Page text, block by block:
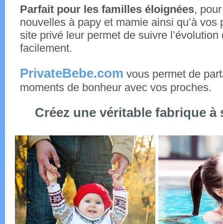
Parfait pour les familles éloignées,
nouvelles à papy et mamie ainsi qu’à vos
site privé leur permet de suivre l’évolution
facilement.
PrivateBebe.com vous permet de
moments de bonheur avec vos proches.
Créez une véritable fabrique à